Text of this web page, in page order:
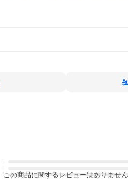
この商品に関するレビューはありません